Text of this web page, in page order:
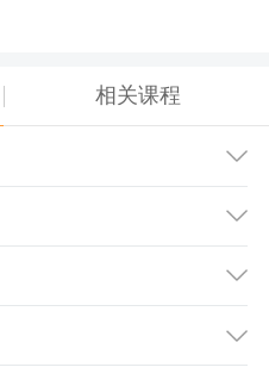
相关课程